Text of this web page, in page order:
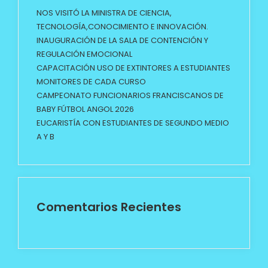
NOS VISITÓ LA MINISTRA DE CIENCIA,
TECNOLOGÍA,CONOCIMIENTO E INNOVACIÓN.
INAUGURACIÓN DE LA SALA DE CONTENCIÓN Y
REGULACIÓN EMOCIONAL
CAPACITACIÓN USO DE EXTINTORES A ESTUDIANTES
MONITORES DE CADA CURSO
CAMPEONATO FUNCIONARIOS FRANCISCANOS DE
BABY FÚTBOL ANGOL 2026
EUCARISTÍA CON ESTUDIANTES DE SEGUNDO MEDIO
A Y B
Comentarios Recientes